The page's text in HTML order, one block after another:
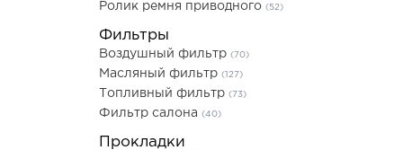
Ролик ремня приводного (52)
Фильтры
Воздушный фильтр (70)
Масляный фильтр (127)
Топливный фильтр (73)
Фильтр салона (40)
Прокладки